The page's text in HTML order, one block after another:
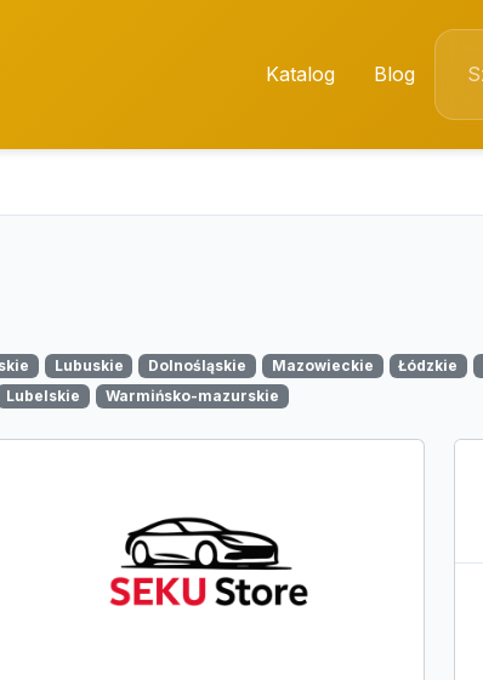
Katalog Blog
Lubuskie Dolnośląskie Mazowieckie Łódzkie
Lubelskie Warmińsko-mazurskie